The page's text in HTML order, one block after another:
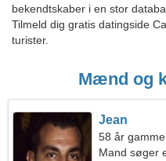
bekendtskaber i en stor
Tilmeld dig gratis datingside
turister.
Mænd og
Jean
58 år
Mand søger